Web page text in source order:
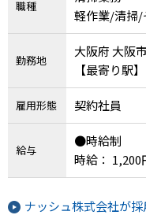
職種
軽作業/清掃/
勤務地
大阪府 大阪
雇用形態 契約社員
給与
●時給制
時給： 1,200
ナッシュ株式会社が